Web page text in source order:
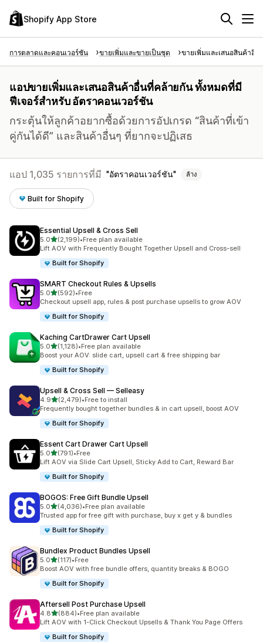
Shopify App Store
การตลาดและคอนเวอร์ชัน ขายเพิ่มและขายเป็นชุด ขายเพิ่มและเสนอสินค้าอื่
แอปขายเพิ่มและเสนอสินค้าอื่นที่คล้ายกัน ทั้งหมดที่มี
ฟีเจอร์สำหรับ อัตราคอนเวอร์ชัน
กระตุ้นให้ลูกค้าอยากซื้อด้วยการอัปเกรด “สินค้าที่เข้า
คู่กันได้ดี” และสินค้าอื่นๆ ที่ยากจะปฏิเสธ
แอป 1,035 รายการที่มี อัตราคอนเวอร์ชัน ล้าง
Built for Shopify
Essential Upsell & Cross Sell
5.0เต็ม 5 ดาว
(2,199)
ทั้งหมด 2199 รีวิว
•Free plan available
Lift AOV with Frequently Bought Together Upsell and Cross-sell
Built for Shopify
SMART Checkout Rules & Upsells
5.0เต็ม 5 ดาว
(592)
ทั้งหมด 592 รีวิว
•Free
Checkout upsell app, rules & post purchase upsells to grow AOV
Built for Shopify
Kaching CartDrawer Cart Upsell
5.0เต็ม 5 ดาว
(1,128)
ทั้งหมด 1128 รีวิว
•Free plan available
Boost your AOV: slide cart, upsell cart & free shipping bar
Built for Shopify
Upsell & Cross Sell — Selleasy
4.9เต็ม 5 ดาว
(2,479)
ทั้งหมด 2479 รีวิว
•Free to install
Frequently bought together bundles & in cart upsell, boost AOV
Built for Shopify
Essent Cart Drawer Cart Upsell
5.0เต็ม 5 ดาว
(791)
ทั้งหมด 791 รีวิว
•Free
Lift AOV via Slide Cart Upsell, Sticky Add to Cart, Reward Bar
Built for Shopify
BOGOS: Free Gift Bundle Upsell
5.0เต็ม 5 ดาว
(4,036)
ทั้งหมด 4036 รีวิว
•Free plan available
Trusted app for free gift with purchase, buy x get y & bundles
Built for Shopify
Bundlex Product Bundles Upsell
5.0เต็ม 5 ดาว
(117)
ทั้งหมด 117 รีวิว
•Free
Boost AOV with free bundle offers, quantity breaks & BOGO
Built for Shopify
Aftersell Post Purchase Upsell
4.8เต็ม 5 ดาว
(884)
ทั้งหมด 884 รีวิว
•Free plan available
Lift AOV with 1-Click Checkout Upsells & Thank You Page Offers
Built for Shopify